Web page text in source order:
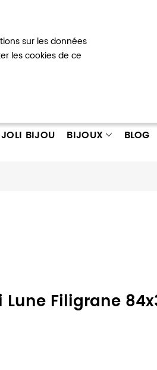
sur les données
les cookies de ce
compte
BIJOU BIJOUX BLOG
Filigrane